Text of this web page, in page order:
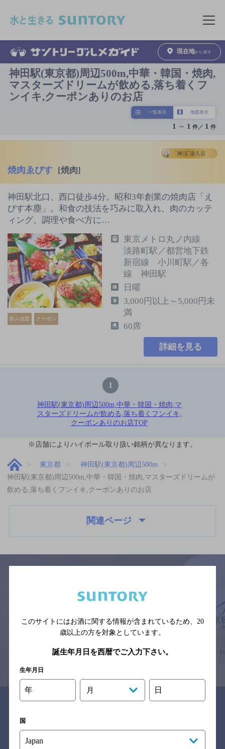
メニュ
現在地から探す
神田駅(東京都)周辺500m,中華・韓国・焼肉,
マスターズドリームが飲める,落ち着くフ
ンイキ,クーポンありのお店
一覧表示 地図表示
1 ～ 1 件／ 1 件
焼肉ゑびす [焼肉]
神田駅北口、西口徒歩4分。昭和3年創業の焼肉店「え
びす本塵」。和食の技法を巧みに取入れ、肉のカッテ
ィング、調理や食べ方に…
飲み放題 クーポン
東京メトロ丸ノ内線
淡路町駅／都営地下鉄
新宿線 小川町駅／各
線 神田駅
日曜
3,000円以上～5,000円未
満
60席
詳細を見る
1
神田駅(東京都)周辺500m,中華・韓国・焼肉,マ
スターズドリームが飲める,落ち着くフンイキ,
クーポンありのお店TOP
※店舗によりハイボール取り扱い銘柄が異なります。
東京都
神田駅(東京都)周辺500m
神田駅(東京都)周辺500m,中華・韓国・焼肉,マスターズドリームが
飲める,落ち着くフンイキ,クーポンありのお店
関連ページ
サイトマップ ご意見・ご感想
予告なしに変更されることがありますので、
念のためお店にご確認の上ご来店くださいますようお願い申し上げま
す。
関連リンク
このサイトにはお酒に関する情報が含まれているため、 20
歳以上の方を対象としています。
誕生年月日を西暦でご入力下さい。
生年月日
年 月 日
国